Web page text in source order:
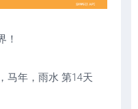
！
马年，雨水 第14天